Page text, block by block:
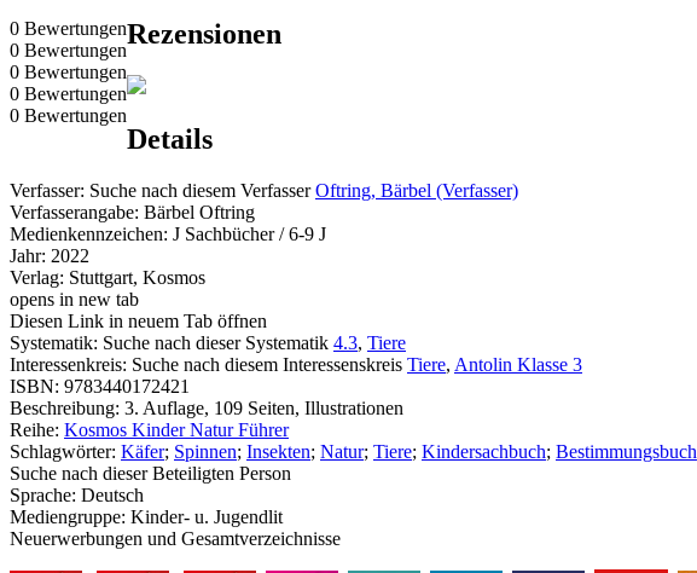
0 Bewertungen
0 Bewertungen
0 Bewertungen
0 Bewertungen
0 Bewertungen
Rezensionen
Details
Verfasser: Suche nach diesem Verfasser Oftring, Bärbel (Verfasser)
Verfasserangabe: Bärbel Oftring
Medienkennzeichen: J Sachbücher / 6-9 J
Jahr: 2022
Verlag: Stuttgart, Kosmos
opens in new tab
Diesen Link in neuem Tab öffnen
Systematik: Suche nach dieser Systematik 4.3, Tiere
Interessenkreis: Suche nach diesem Interessenskreis Tiere, Antolin Klasse 3
ISBN: 9783440172421
Beschreibung: 3. Auflage, 109 Seiten, Illustrationen
Reihe: Kosmos Kinder Natur Führer
Schlagwörter: Käfer; Spinnen; Insekten; Natur; Tiere; Kindersachbuch; Bestimmungsbuch
Suche nach dieser Beteiligten Person
Sprache: Deutsch
Mediengruppe: Kinder- u. Jugendlit
Neuerwerbungen und Gesamtverzeichnisse